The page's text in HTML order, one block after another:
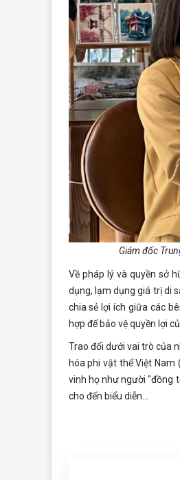
Giám đốc
Về pháp lý và quyền sở
dụng, lạm dụng giá trị di
chia sẻ lợi ích giữa các
hợp để bảo vệ quyền lợi
Trao đổi dưới vai trò của
hóa phi vật thể Việt Nam
vinh họ như người "đồng
cho đến biểu diễn...